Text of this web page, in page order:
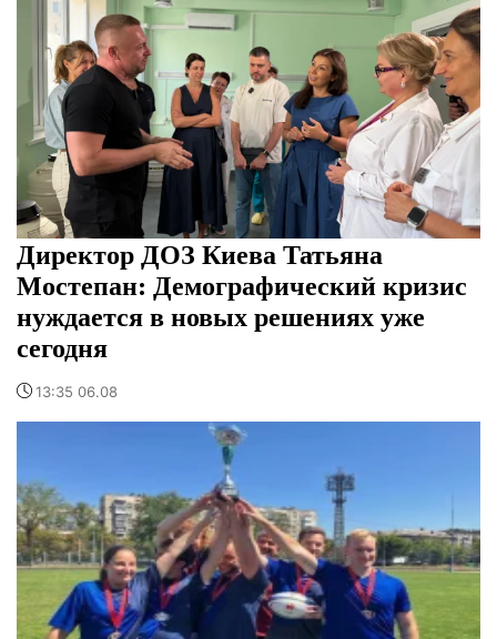
Директор ДОЗ Киева Татьяна
Мостепан: Демографический кризис
нуждается в новых решениях уже
сегодня
13:35 06.08